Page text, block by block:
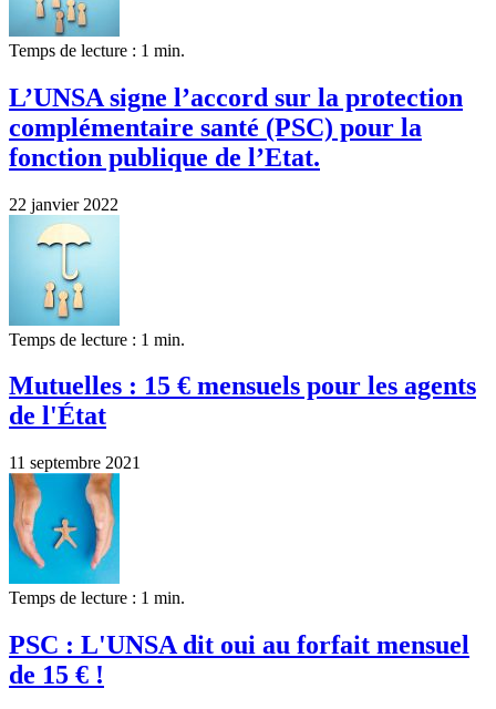
Temps de lecture : 1 min.
L’UNSA signe l’accord sur la protection
complémentaire santé (PSC) pour la
fonction publique de l’Etat.
22 janvier 2022
Temps de lecture : 1 min.
Mutuelles : 15 € mensuels pour les agents
de l'État
11 septembre 2021
Temps de lecture : 1 min.
PSC : L'UNSA dit oui au forfait mensuel
de 15 € !